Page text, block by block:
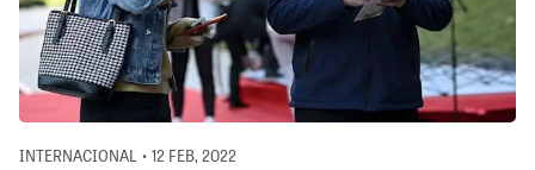
INTERNACIONAL • 12 FEB, 2022